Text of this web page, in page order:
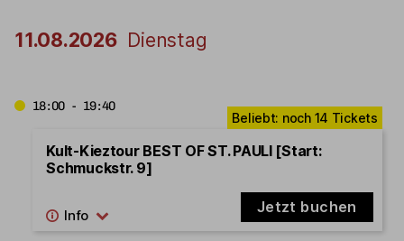
11.08.2026 Dienstag
18:00 - 19:40
Kult-Kieztour BEST OF ST. PAULI [Start:
Schmuckstr. 9]
Jetzt buchen